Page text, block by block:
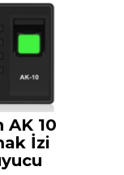
AK 10
İzi